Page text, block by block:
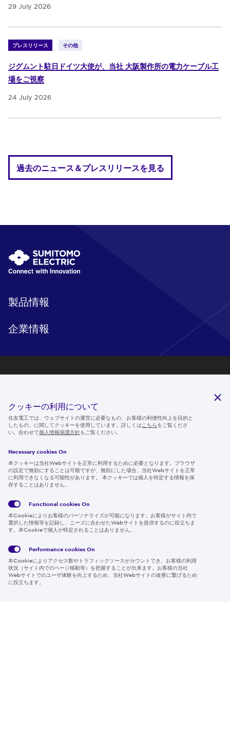
29 July 2026
プレスリリース その他
ジグムント駐日ドイツ大使が、当社 大阪製作所の電力ケーブル工
場をご視察
24 July 2026
過去のニュース＆プレスリリースを見る
製品情報
企業情報
ニュースルーム
IR情報
採用情報
Global
Policy
サイト
約
Region & Language:
Japan | JP
クッキーの利用について
住友電工では、ウェブサイトの運営に必要なもの、お客様の利便性向上を目的と
したもの、に関してクッキーを使用しています。詳しくは こちらをご覧くださ
い。合わせて個人情報保護方針もご覧ください。
Necessary cookies On
本クッキーは当社Webサイトを正常に利用するために必要となります。ブラウザ
の設定で無効にすることは可能ですが、無効にした場合、当社Webサイトを正常
に利用できなくなる可能性があります。 本クッキーでは個人を特定する情報を保
存することはありません。
Functional cookies On
本Cookieによりお客様のパーソナライズが可能になります。お客様がサイト内で
選択した情報等を記録し、ニーズに合わせたWebサイトを提供するのに役立ちま
す。本Cookieで個人が特定されることはありません。
Performance cookies On
本Cookieによりアクセス数やトラフィックソースがカウントでき、お客様の利用
状況（サイト内でのページ移動等）を把握することが出来ます。お客様の当社
Webサイトでのユーザ体験を向上するため、当社Webサイトの改善に繋げるため
に役立ちます。